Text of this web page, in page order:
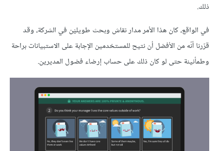
ذلك.
في الواقع، كان هذا الأمر مدار نقاش وبحث طويليْن في الشركة، وقد
قرّرنا أنّه من الأفضل أن نتيح للمستخدمين الإجابة على الاستبيانات براحة
وطمأنينة حتى لو كان ذلك على حساب إرضاء فضول المديرين.